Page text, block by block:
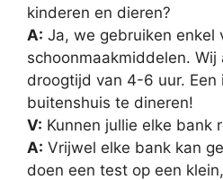
kinderen en dieren?
A: Ja, we gebruiken enkel
schoonmaakmiddelen. Wij
droogtijd van 4-6 uur. Een
buitenshuis te dineren!
V: Kunnen jullie elke bank
A: Vrijwel elke bank kan
doen een test op een